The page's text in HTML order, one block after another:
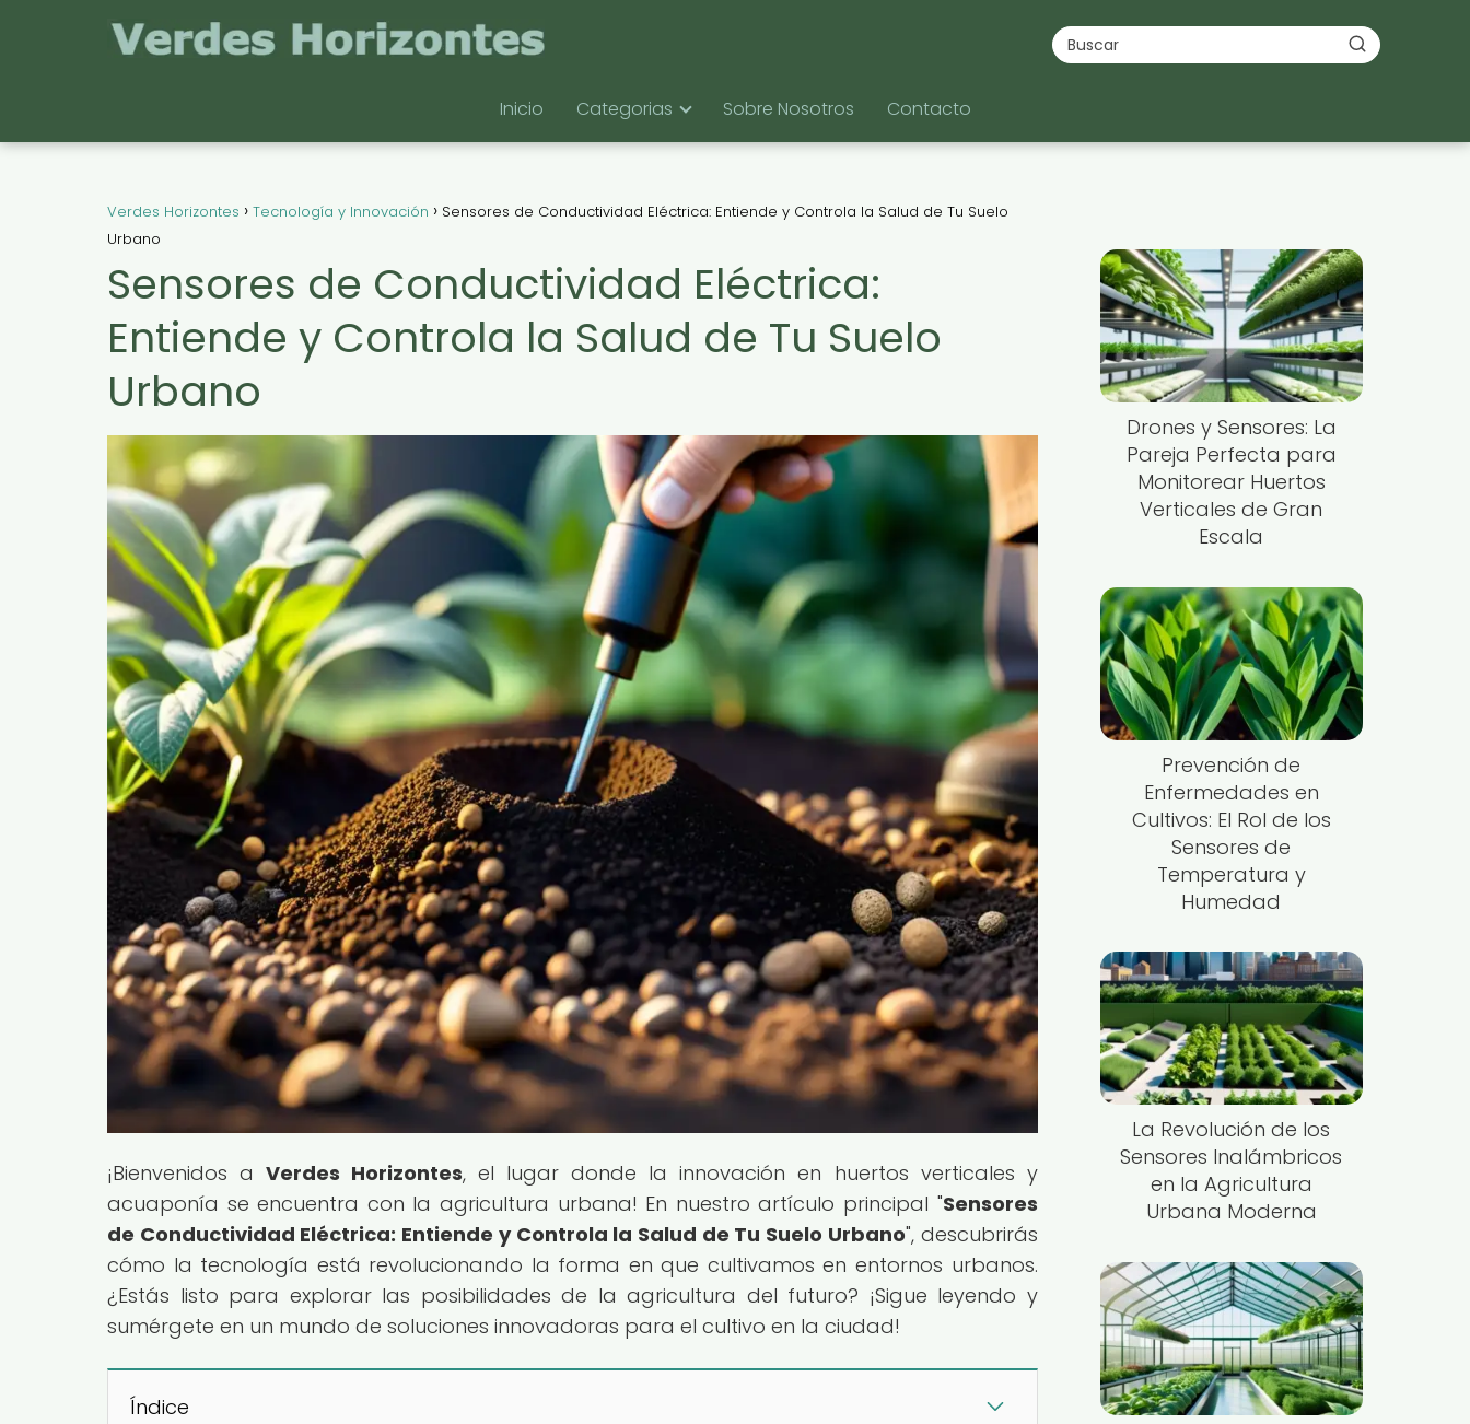
Inicio Categorias Sobre Nosotros Contacto
Verdes Horizontes Tecnología y Innovación
Sensores de Conductividad Eléctrica: Entiende y Controla la Salud de Tu Suelo
Urbano
Sensores de Conductividad Eléctrica:
Entiende y Controla la Salud de Tu Suelo
Urbano
¡Bienvenidos aVerdes Horizontes, el lugar donde la innovación en huertos verticales y
acuaponía se encuentra con la agricultura urbana! En nuestro artículo principal "Sensores
de Conductividad Eléctrica: Entiende y Controla la Salud de Tu Suelo Urbano", descubrirás
cómo la tecnología está revolucionando la forma en que cultivamos en entornos urbanos.
¿Estás listo para explorar las posibilidades de la agricultura del futuro? ¡Sigue leyendo y
sumérgete en un mundo de soluciones innovadoras para el cultivo en la ciudad!
Índice
Drones y Sensores: La
Pareja Perfecta para
Monitorear Huertos
Verticales de Gran
Escala
Prevención de
Enfermedades en
Cultivos: El Rol de los
Sensores de
Temperatura y
Humedad
La Revolución de los
Sensores Inalámbricos
en la Agricultura
Urbana Moderna